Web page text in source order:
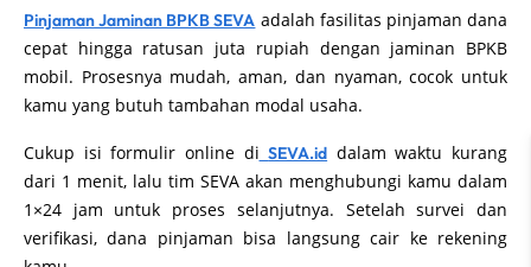
Pinjaman Jaminan BPKB SEVA adalah fasilitas pinjaman dana
cepat hingga ratusan juta rupiah dengan jaminan BPKB
mobil. Prosesnya mudah, aman, dan nyaman, cocok untuk
kamu yang butuh tambahan modal usaha.
Cukup isi formulir online di SEVA.id dalam waktu kurang
dari 1 menit, lalu tim SEVA akan menghubungi kamu dalam
1×24 jam untuk proses selanjutnya. Setelah survei dan
verifikasi, dana pinjaman bisa langsung cair ke rekening